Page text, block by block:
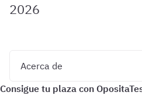
2026